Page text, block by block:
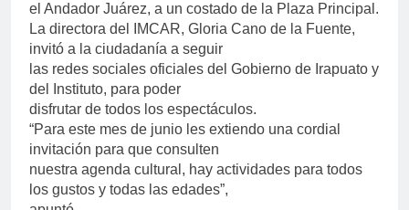
el Andador Juárez, a un costado de la Plaza Principal.
La directora del IMCAR, Gloria Cano de la Fuente,
invitó a la ciudadanía a seguir
las redes sociales oficiales del Gobierno de Irapuato y
del Instituto, para poder
disfrutar de todos los espectáculos.
“Para este mes de junio les extiendo una cordial
invitación para que consulten
nuestra agenda cultural, hay actividades para todos
los gustos y todas las edades”,